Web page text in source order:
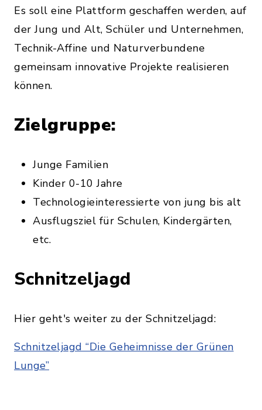
Es soll eine Plattform geschaffen werden, auf
der Jung und Alt, Schüler und Unternehmen,
Technik-Affine und Naturverbundene
gemeinsam innovative Projekte realisieren
können.
Zielgruppe:
Junge Familien
Kinder 0-10 Jahre
Technologieinteressierte von jung bis alt
Ausflugsziel für Schulen, Kindergärten,
etc.
Schnitzeljagd
Hier geht's weiter zu der Schnitzeljagd:
Schnitzeljagd “Die Geheimnisse der Grünen
Lunge”